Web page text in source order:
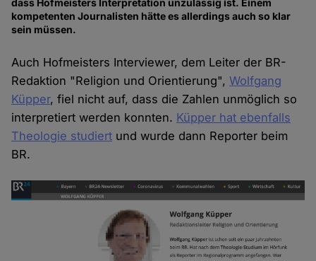
dass Hofmeisters Interpretation unzulässig ist. Einem
kompetenten Journalisten hätte es allerdings auch so klar
sein müssen.
Auch Hofmeisters Interviewer, dem Leiter der BR-
Redaktion "Religion und Orientierung",Wolfgang
Küpper, fiel nicht auf, dass die Zahlen unmöglich so
interpretiert werden konnten. Küpper hat ebenfalls
Theologie studiert und wurde dann Reporter beim
BR.